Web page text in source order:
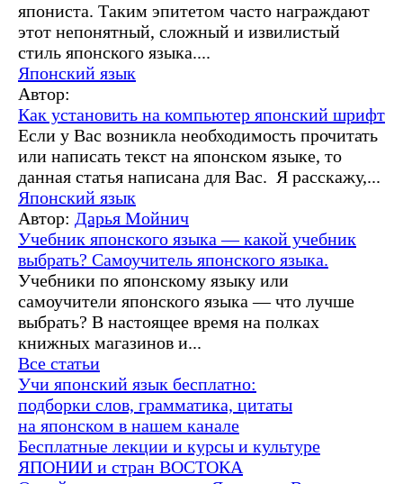
япониста. Таким эпитетом часто награждают
этот непонятный, сложный и извилистый
стиль японского языка....
Японский язык
Автор:
Как установить на компьютер японский шрифт
Если у Вас возникла необходимость прочитать
или написать текст на японском языке, то
данная статья написана для Вас. Я расскажу,...
Японский язык
Автор: Дарья Мойнич
Учебник японского языка — какой учебник
выбрать? Самоучитель японского языка.
Учебники по японскому языку или
самоучители японского языка — что лучше
выбрать? В настоящее время на полках
книжных магазинов и...
Все статьи
Учи японский язык бесплатно:
подборки слов, грамматика, цитаты
на японском в нашем канале
Бесплатные лекции и курсы и культуре
ЯПОНИИ и стран ВОСТОКА